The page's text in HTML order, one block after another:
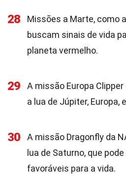
28
Missões a Marte, como
buscam sinais de vida
planeta vermelho.
29
A missão Europa
a lua de Júpiter, Europa,
30
A missão Dragonfly da
lua de Saturno, que
favoráveis para a vida.